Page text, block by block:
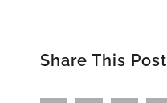
Share This Post